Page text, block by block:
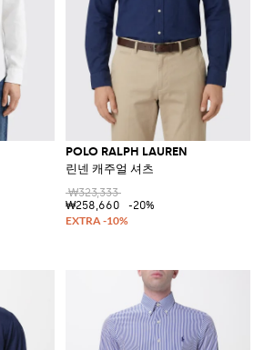
POLO RALPH LAUREN
린넨 캐주얼 셔츠
₩323,333
₩258,660
-20%